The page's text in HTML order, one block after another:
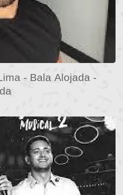
- Bala Alojada -